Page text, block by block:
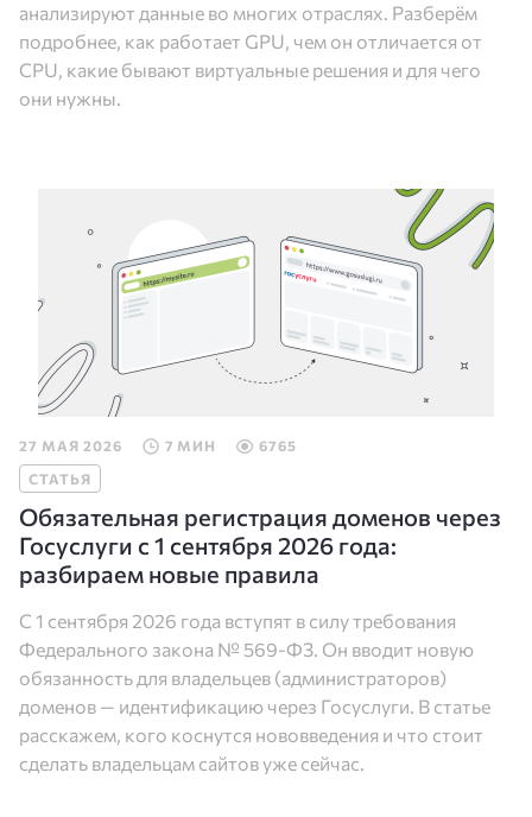
анализируют данные во многих отраслях. Разберём
подробнее, как работает GPU, чем он отличается от
CPU, какие бывают виртуальные решения и для чего
они нужны.
27 МАЯ 2026 7 МИН
6765
СТАТЬЯ
Обязательная регистрация доменов через
Госуслуги с 1 сентября 2026 года:
разбираем новые правила
С 1 сентября 2026 года вступят в силу требования
Федерального закона № 569-ФЗ. Он вводит новую
обязанность для владельцев (администраторов)
доменов — идентификацию через Госуслуги. В статье
расскажем, кого коснутся нововведения и что стоит
сделать владельцам сайтов уже сейчас.